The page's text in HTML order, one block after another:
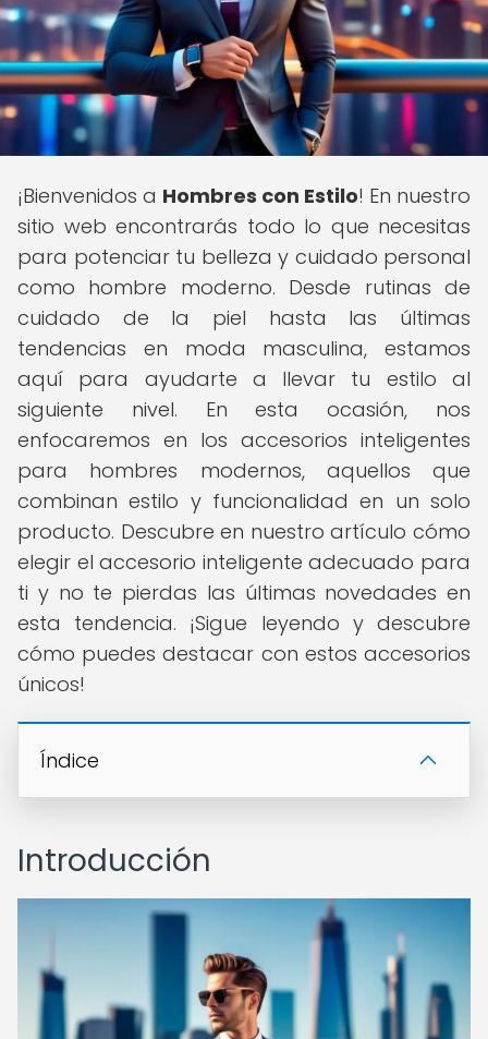
¡Bienvenidos a Hombres con Estilo! En nuestro
sitio web encontrarás todo lo que necesitas
para potenciar tu belleza y cuidado personal
como hombre moderno. Desde rutinas de
cuidado de la piel hasta las últimas
tendencias en moda masculina, estamos
aquí para ayudarte a llevar tu estilo al
siguiente nivel. En esta ocasión, nos
enfocaremos en los accesorios inteligentes
para hombres modernos, aquellos que
combinan estilo y funcionalidad en un solo
producto. Descubre en nuestro artículo cómo
elegir el accesorio inteligente adecuado para
ti y no te pierdas las últimas novedades en
esta tendencia. ¡Sigue leyendo y descubre
cómo puedes destacar con estos accesorios
únicos!
Índice
Introducción